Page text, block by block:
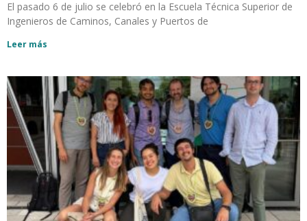
El pasado 6 de julio se celebró en la Escuela Técnica Superior de
Ingenieros de Caminos, Canales y Puertos de
Leer más